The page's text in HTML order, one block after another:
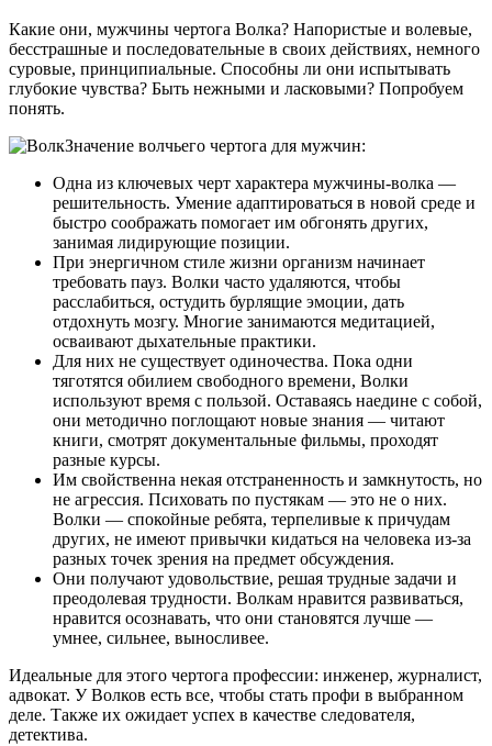
Какие они, мужчины чертога Волка? Напористые и волевые,
бесстрашные и последовательные в своих действиях, немного
суровые, принципиальные. Способны ли они испытывать
глубокие чувства? Быть нежными и ласковыми? Попробуем
понять.
Значение волчьего чертога для мужчин:
Одна из ключевых черт характера мужчины-волка —
решительность. Умение адаптироваться в новой среде и
быстро соображать помогает им обгонять других,
занимая лидирующие позиции.
При энергичном стиле жизни организм начинает
требовать пауз. Волки часто удаляются, чтобы
расслабиться, остудить бурлящие эмоции, дать
отдохнуть мозгу. Многие занимаются медитацией,
осваивают дыхательные практики.
Для них не существует одиночества. Пока одни
тяготятся обилием свободного времени, Волки
используют время с пользой. Оставаясь наедине с собой,
они методично поглощают новые знания — читают
книги, смотрят документальные фильмы, проходят
разные курсы.
Им свойственна некая отстраненность и замкнутость, но
не агрессия. Психовать по пустякам — это не о них.
Волки — спокойные ребята, терпеливые к причудам
других, не имеют привычки кидаться на человека из-за
разных точек зрения на предмет обсуждения.
Они получают удовольствие, решая трудные задачи и
преодолевая трудности. Волкам нравится развиваться,
нравится осознавать, что они становятся лучше —
умнее, сильнее, выносливее.
Идеальные для этого чертога профессии: инженер, журналист,
адвокат. У Волков есть все, чтобы стать профи в выбранном
деле. Также их ожидает успех в качестве следователя,
детектива.